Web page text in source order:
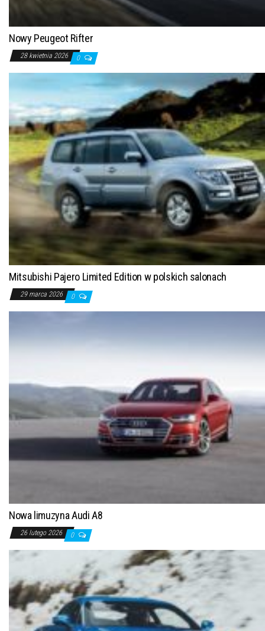
Nowy Peugeot Rifter
28 kwietnia 2026 0
Mitsubishi Pajero Limited Edition w polskich salonach
29 marca 2026 0
Nowa limuzyna Audi A8
26 lutego 2026 0